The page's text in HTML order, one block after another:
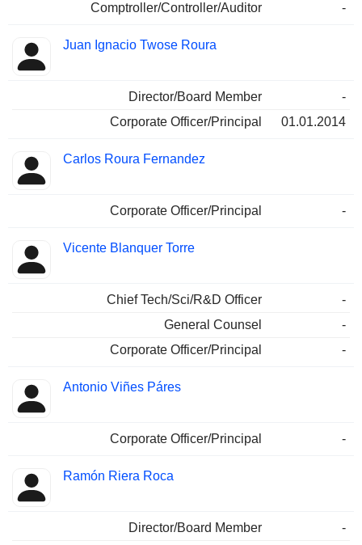
Comptroller/Controller/Auditor
-
Juan Ignacio Twose Roura
Director/Board Member
-
Corporate Officer/Principal
01.01.2014
Carlos Roura Fernandez
Corporate Officer/Principal -
Vicente Blanquer Torre
Chief Tech/Sci/R&D Officer
-
General Counsel
-
Corporate Officer/Principal
-
Antonio Viñes Páres
Corporate Officer/Principal -
Ramón Riera Roca
Director/Board Member
-